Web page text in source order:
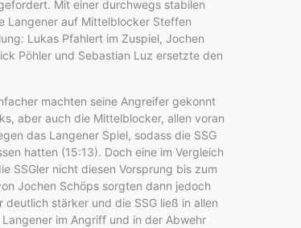
Mit einer durchwegs stabilen
Langener auf Mittelblocker Steffen
Lukas Pfahlert im Zuspiel, Jochen
Pöhler und Sebastian Luz ersetzte den
machten seine Angreifer gekonnt
aber auch die Mittelblocker, allen voran
das Langener Spiel, sodass die SSG
hatten (15:13). Doch eine im Vergleich
SSGler nicht diesen Vorsprung bis zum
Jochen Schöps sorgten dann jedoch
stärker und die SSG ließ in allen
im Angriff und in der Abwehr